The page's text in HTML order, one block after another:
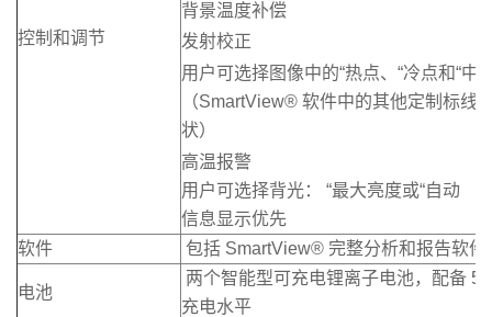
控制和调节
背景温度补偿
发射校正
用户可选择图像中的“热点、“冷点和“中
（SmartView® 软件中的其他定制标线
状）
高温报警
用户可选择背光： “最大亮度或“自动
信息显示优先
软件
包括 SmartView® 完整分析和报告软件
电池
两个智能型可充电锂离子电池，配备 5
充电水平